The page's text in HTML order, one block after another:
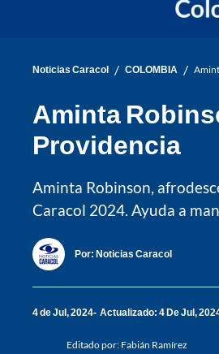
Noticias Caracol / COLOMBIA /
Aminta
Providencia
Aminta Robinson,
Caracol 2024. Ayuda a
Por: Noticias Caracol
4 de Jul, 2024 Actualizado: 4 De Jul,
Editado por: Fabián Ramírez